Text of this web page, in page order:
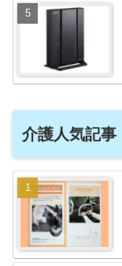
介護人気記事